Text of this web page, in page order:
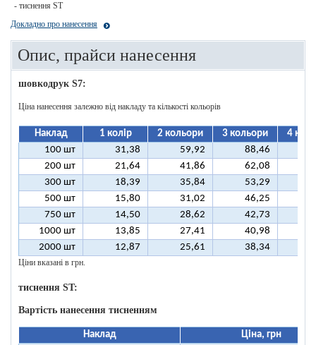
- тиснення ST
Докладно про нанесення
Опис, прайси нанесення
шовкодрук S7:
Ціна нанесення залежно від накладу та кількості кольорів
Наклад 1 колір 2 кольори 3 кольори
4
100 шт
31,38 59,92 88,46
200 шт
21,64 41,86 62,08
300 шт
18,39 35,84 53,29
500 шт
15,80 31,02 46,25
750 шт
14,50 28,62 42,73
1000 шт
13,85 27,41 40,98
2000 шт
12,87 25,61 38,34
Ціни вказані в грн.
тиснення ST:
Вартість нанесення тисненням
Наклад
Ціна, грн